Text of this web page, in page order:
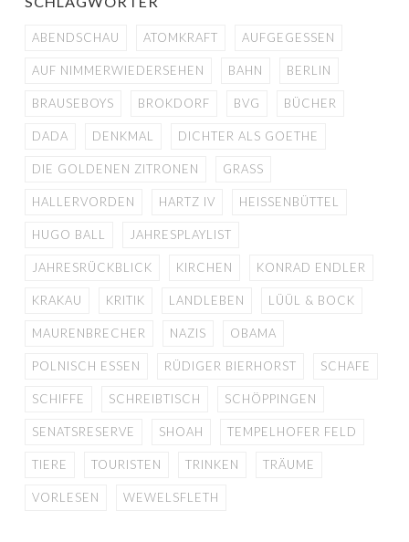
ABENDSCHAU ATOMKRAFT AUFGEGESSEN
AUF NIMMERWIEDERSEHEN BAHN BERLIN
BRAUSEBOYS BROKDORF BVG BÜCHER
DADA DENKMAL DICHTER ALS GOETHE
DIE GOLDENEN ZITRONEN GRASS
HALLERVORDEN HARTZ IV HEISSENBÜTTEL
HUGO BALL JAHRESPLAYLIST
JAHRESRÜCKBLICK KIRCHEN KONRAD ENDLER
KRAKAU KRITIK LANDLEBEN LÜÜL & BOCK
MAURENBRECHER NAZIS OBAMA
POLNISCH ESSEN RÜDIGER BIERHORST SCHAFE
SCHIFFE SCHREIBTISCH SCHÖPPINGEN
SENATSRESERVE SHOAH TEMPELHOFER FELD
TIERE TOURISTEN TRINKEN TRÄUME
VORLESEN WEWELSFLETH